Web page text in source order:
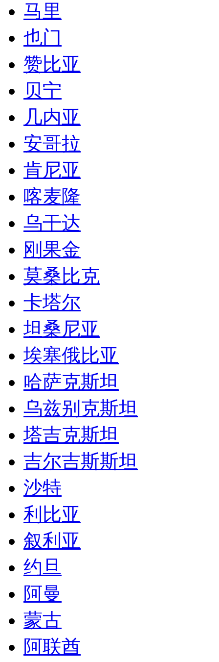
马里
也门
赞比亚
贝宁
几内亚
安哥拉
肯尼亚
喀麦隆
乌干达
刚果金
莫桑比克
卡塔尔
坦桑尼亚
埃塞俄比亚
哈萨克斯坦
乌兹别克斯坦
塔吉克斯坦
吉尔吉斯斯坦
沙特
利比亚
叙利亚
约旦
阿曼
蒙古
阿联酋